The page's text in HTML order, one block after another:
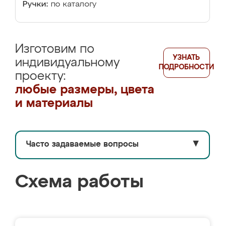
Ручки: по каталогу
Изготовим по
индивидуальному
проекту:
любые размеры, цвета
и материалы
УЗНАТЬ
ПОДРОБНОСТИ
Часто задаваемые вопросы ▼
Схема работы